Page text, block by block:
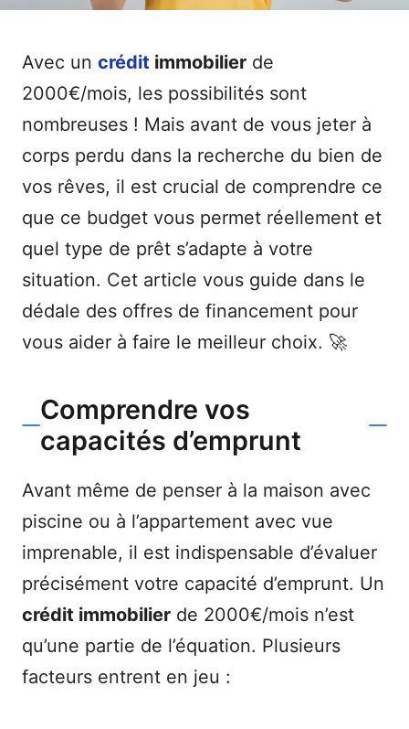
Avec un crédit immobilier de
2000€/mois, les possibilités sont
nombreuses ! Mais avant de vous jeter à
corps perdu dans la recherche du bien de
vos rêves, il est crucial de comprendre ce
que ce budget vous permet réellement et
quel type de prêt s’adapte à votre
situation. Cet article vous guide dans le
dédale des offres de financement pour
vous aider à faire le meilleur choix. 🚀
Comprendre vos
capacités d’emprunt
Avant même de penser à la maison avec
piscine ou à l’appartement avec vue
imprenable, il est indispensable d’évaluer
précisément votre capacité d’emprunt. Un
crédit immobilier de 2000€/mois n’est
qu’une partie de l’équation. Plusieurs
facteurs entrent en jeu :